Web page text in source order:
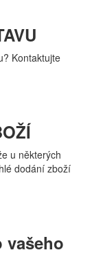
Kontaktujte
u některých
dodání zboží
vašeho